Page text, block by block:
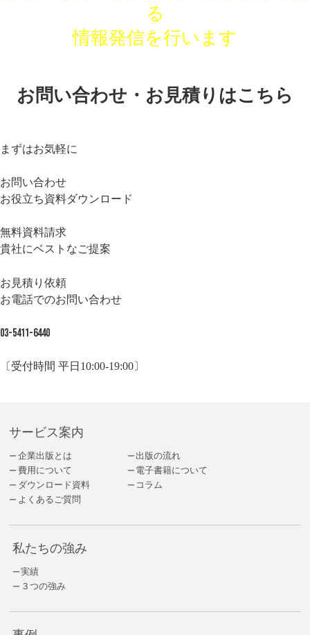
る
情報発信を行います
お問い合わせ・お見積りはこちら
まずはお気軽に
お問い合わせ
お役立ち資料ダウンロード
無料資料請求
貴社にベストなご提案
お見積り依頼
お電話でのお問い合わせ
03-5411-6440
〔受付時間 平日10:00-19:00〕
サービス案内
企業出版とは
出版の流れ
費用について
電子書籍について
ダウンロード資料
コラム
よくあるご質問
私たちの強み
実績
３つの強み